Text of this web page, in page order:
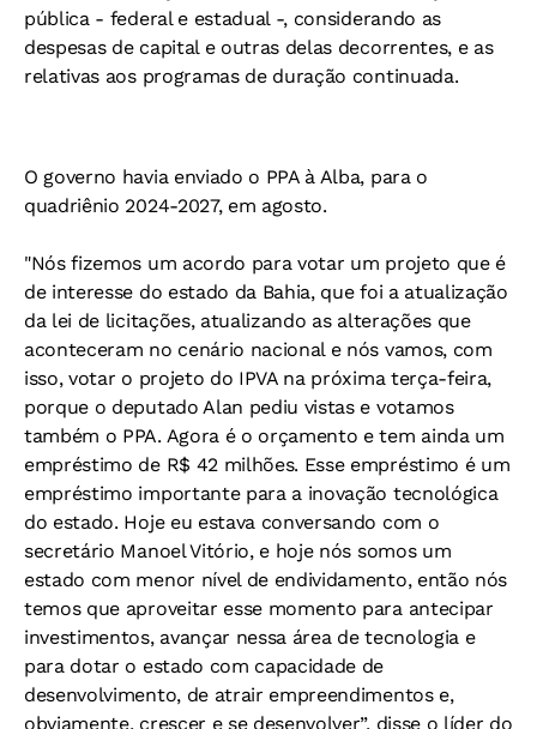
pública - federal e estadual -, considerando as
despesas de capital e outras delas decorrentes, e as
relativas aos programas de duração continuada.
O governo havia enviado o PPA à Alba, para o
quadriênio 2024-2027, em agosto.
"Nós fizemos um acordo para votar um projeto que é
de interesse do estado da Bahia, que foi a atualização
da lei de licitações, atualizando as alterações que
aconteceram no cenário nacional e nós vamos, com
isso, votar o projeto do IPVA na próxima terça-feira,
porque o deputado Alan pediu vistas e votamos
também o PPA. Agora é o orçamento e tem ainda um
empréstimo de R$ 42 milhões. Esse empréstimo é um
empréstimo importante para a inovação tecnológica
do estado. Hoje eu estava conversando com o
secretário Manoel Vitório, e hoje nós somos um
estado com menor nível de endividamento, então nós
temos que aproveitar esse momento para antecipar
investimentos, avançar nessa área de tecnologia e
para dotar o estado com capacidade de
desenvolvimento, de atrair empreendimentos e,
obviamente, crescer e se desenvolver”, disse o líder do